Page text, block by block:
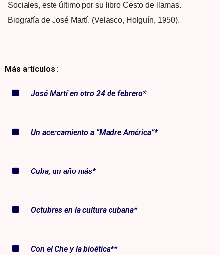
Sociales, este último por su libro Cesto de llamas.
Biografía de José Martí. (Velasco, Holguín, 1950).
Más artículos :
José Martí en otro 24 de febrero*
Un acercamiento a “Madre América”*
Cuba, un año más*
Octubres en la cultura cubana*
Con el Che y la bioética**